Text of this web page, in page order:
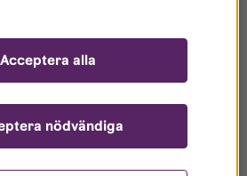
nödvändiga
Acceptera alla